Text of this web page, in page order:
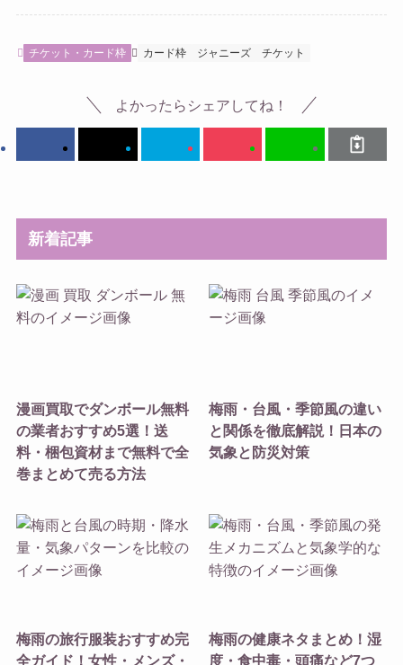
チケット・カード枠 カード枠 ジャニーズ チケット
よかったらシェアしてね！
新着記事
漫画買取でダンボール無料
の業者おすすめ5選！送
料・梱包資材まで無料で全
巻まとめて売る方法
梅雨・台風・季節風の違い
と関係を徹底解説！日本の
気象と防災対策
梅雨の旅行服装おすすめ完
全ガイド！女性・メンズ・
梅雨の健康ネタまとめ！湿
度・食中毒・頭痛など7つ